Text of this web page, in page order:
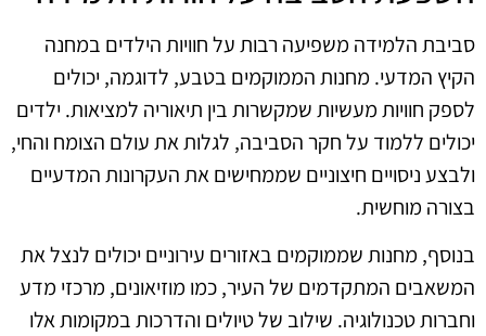
סביבת הלמידה משפיעה רבות על חוויות הילדים במחנה
הקיץ המדעי. מחנות הממוקמים בטבע, לדוגמה, יכולים
לספק חוויות מעשיות שמקשרות בין תיאוריה למציאות. ילדים
יכולים ללמוד על חקר הסביבה, לגלות את עולם הצומח והחי,
ולבצע ניסויים חיצוניים שממחישים את העקרונות המדעיים
בצורה מוחשית.
בנוסף, מחנות שממוקמים באזורים עירוניים יכולים לנצל את
המשאבים המתקדמים של העיר, כמו מוזיאונים, מרכזי מדע
וחברות טכנולוגיה. שילוב של טיולים והדרכות במקומות אלו